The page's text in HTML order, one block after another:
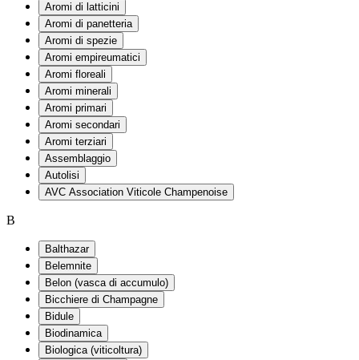
Aromi di latticini
Aromi di panetteria
Aromi di spezie
Aromi empireumatici
Aromi floreali
Aromi minerali
Aromi primari
Aromi secondari
Aromi terziari
Assemblaggio
Autolisi
AVC Association Viticole Champenoise
B
Balthazar
Belemnite
Belon (vasca di accumulo)
Bicchiere di Champagne
Bidule
Biodinamica
Biologica (viticoltura)